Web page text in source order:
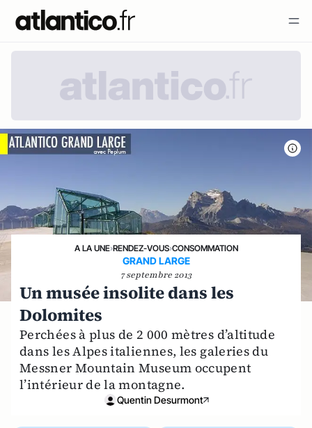
A LA UNE›RENDEZ-VOUS›CONSOMMATION
GRAND LARGE
7 septembre 2013
Un musée insolite dans les
Dolomites
Perchées à plus de 2 000 mètres d’altitude
dans les Alpes italiennes, les galeries du
Messner Mountain Museum occupent
l’intérieur de la montagne.
Quentin Desurmont